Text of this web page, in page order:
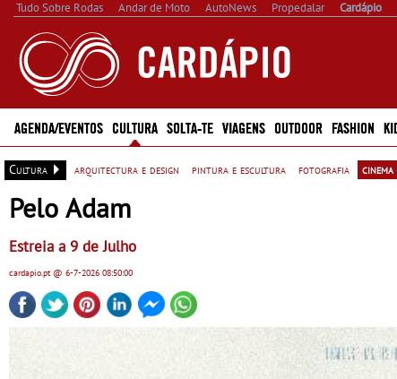
Tudo Sobre Rodas Andar de Moto AutoNews Propedalar Cardápio
AGENDA/EVENTOS CULTURA SOLTA-TE VIAGENS OUTDOOR FASHION
Cultura arquitectura e design pintura e escultura fotografia
Pelo Adam
Estreia a 9 de Julho
cardapio.pt@ 6-7-2026 08:50:00